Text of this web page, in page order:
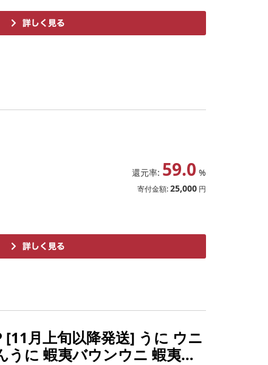
還元率: 59.0 %
寄付金額:25,000 円
月上旬以降発送] うに ウニ
に 蝦夷バウンウニ 蝦夷ば